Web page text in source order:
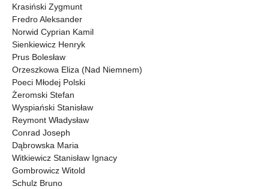
Krasiński Zygmunt
Fredro Aleksander
Norwid Cyprian Kamil
Sienkiewicz Henryk
Prus Bolesław
Orzeszkowa Eliza (Nad Niemnem)
Poeci Młodej Polski
Żeromski Stefan
Wyspiański Stanisław
Reymont Władysław
Conrad Joseph
Dąbrowska Maria
Witkiewicz Stanisław Ignacy
Gombrowicz Witold
Schulz Bruno